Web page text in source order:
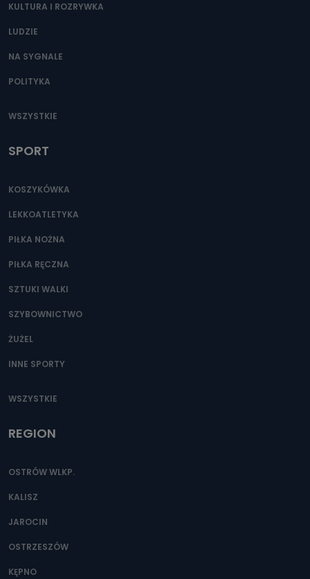
KULTURA I ROZRYWKA
LUDZIE
NA SYGNALE
POLITYKA
WSZYSTKIE
SPORT
KOSZYKÓWKA
LEKKOATLETYKA
PIŁKA NOŻNA
PIŁKA RĘCZNA
SZTUKI WALKI
SZYBOWNICTWO
ŻUŻEL
INNE SPORTY
WSZYSTKIE
REGION
OSTRÓW WLKP.
KALISZ
JAROCIN
OSTRZESZÓW
KĘPNO